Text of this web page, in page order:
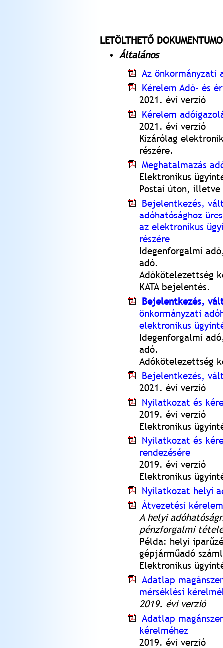
LETÖLTHETŐ
Általános
Az önkormányzati
Kérelem Adó- és
2021. évi verzió
Kérelem
2021. évi verzió
Kizárólag
részére.
Meghatalmazás
Elektronikus
Postai úton, illetve
Bejelentkezés,
adóhatósághoz
az elektronikus
részére
Idegenforgalmi
adó.
Adókötelezettség
KATA bejelentés.
Bejelentkezés,
önkormányzati
elektronikus
Idegenforgalmi
adó.
Adókötelezettség
Bejelentkezés,
2021. évi verzió
Nyilatkozat és
2019. évi verzió
Elektronikus
Nyilatkozat és
rendezésére
2019. évi verzió
Elektronikus
Nyilatkozat helyi
Átvezetési kérelem
A helyi
pénzforgalmi
Példa: helyi
gépjárműadó
Elektronikus
Adatlap
mérséklési
2019. évi verzió
Adatlap
kérelméhez
2019. évi verzió